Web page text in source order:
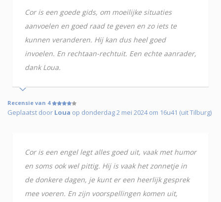
Cor is een goede gids, om moeilijke situaties
aanvoelen en goed raad te geven en zo iets te
kunnen veranderen. Hij kan dus heel goed
invoelen. En rechtaan-rechtuit. Een echte aanrader,
dank Loua.
Recensie van 4
Geplaatst door Loua op donderdag 2 mei 2024 om 16u41 (uit Tilburg)
Cor is een engel legt alles goed uit, vaak met humor
en soms ook wel pittig. Hij is vaak het zonnetje in
de donkere dagen, je kunt er een heerlijk gesprek
mee voeren. En zijn voorspellingen komen uit,